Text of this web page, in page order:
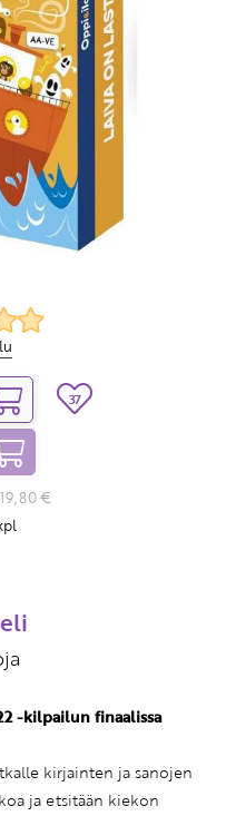
€
37
-kilpailun finaalissa
kirjainten ja sanojen
ja etsitään kiekon